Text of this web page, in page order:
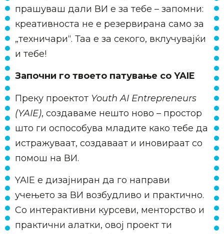
прашуваш дали ВИ е за тебе – запомни:
креативноста не е резервирана само за
„техничари“. Таа е за секого, вклучувајќи
и тебе!
Започни го твоето патување со YAIE
Преку проектот Youth AI Entrepreneurs
(YAIE), создаваме нешто ново – простор
што ги оспособува младите како тебе да
истражуваат, создаваат и иновираат со
помош на ВИ.
YAIE е дизајниран да го направи
учењето за ВИ возбудливо и практично.
Со интерактивни курсеви, менторство и
практични алатки, овој проект ти